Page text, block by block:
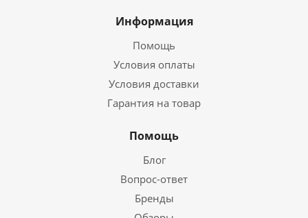
Информация
Помощь
Условия оплаты
Условия доставки
Гарантия на товар
Помощь
Блог
Вопрос-ответ
Бренды